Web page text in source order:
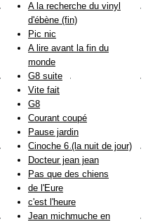
A la recherche du vinyl
d'ébène (fin)
Pic nic
A lire avant la fin du
monde
G8 suite
Vite fait
G8
Courant coupé
Pause jardin
Cinoche 6 (la nuit de jour)
Docteur jean jean
Pas que des chiens
de l'Eure
c'est l'heure
Jean michmuche en